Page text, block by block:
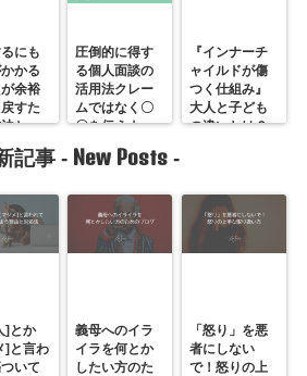
にも
かる
余裕
すた
と
圧倒的に得す
る個人面談の
活用法クレー
ムではなく〇
〇を伝えよ
『インナーチ
ャイルドが傷
つく仕組み』
大人と子ども
の違いとは？
記事 - New Posts -
]とか
]と言わ
いて
義母へのイラ
イラを何とか
したい方のた
「怒り」を悪
者にしない
で！怒りの上